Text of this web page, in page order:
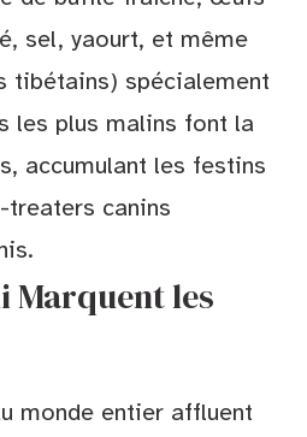
sel, yaourt, et même
tibétains) spécialement
les plus malins font la
accumulant les festins
canins
Marquent les
monde entier affluent